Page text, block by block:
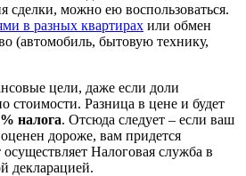
сделки, можно ею воспользоваться.
в разных квартирах или обмен
(автомобиль, бытовую технику,
цели, даже если доли
стоимости. Разница в цене и будет
налога. Отсюда следует – если ваш
дороже, вам придется
Налоговая служба в
декларацией.